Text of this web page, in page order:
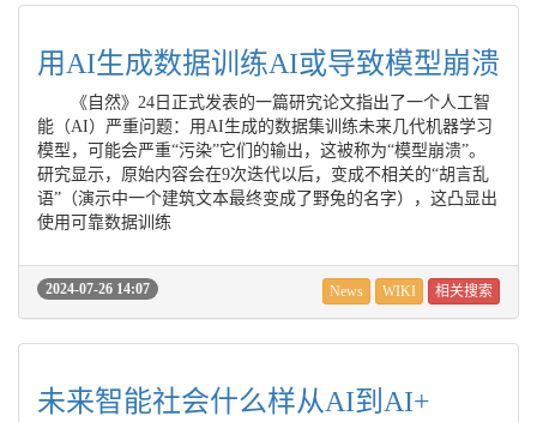
用AI生成数据训练AI或导致模型崩溃
《自然》24日正式发表的一篇研究论文指出了一个人工智
能（AI）严重问题：用AI生成的数据集训练未来几代机器学习
模型，可能会严重“污染”它们的输出，这被称为“模型崩溃”。
研究显示，原始内容会在9次迭代以后，变成不相关的“胡言乱
语”（演示中一个建筑文本最终变成了野兔的名字），这凸显出
使用可靠数据训练
2024-07-26 14:07 News WIKI 相关搜索
未来智能社会什么样从AI到AI+